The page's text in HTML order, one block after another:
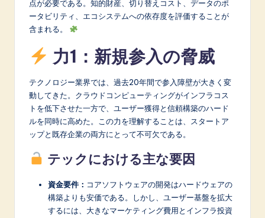
点が必要である。知的財産、切り替えコスト、データのポ
ータビリティ、エコシステムへの依存度を評価することが
含まれる。
力1：新規参入の脅威
テクノロジー業界では、過去20年間で参入障壁が大きく変
動してきた。クラウドコンピューティングがインフラコス
トを低下させた一方で、ユーザー獲得と信頼構築のハード
ルを同時に高めた。この力を理解することは、スタートア
ップと既存企業の両方にとって不可欠である。
テックにおける主な要因
資金要件： コアソフトウェアの開発はハードウェアの
構築よりも安価である。しかし、ユーザー基盤を拡大
するには、大きなマーケティング費用とインフラ投資